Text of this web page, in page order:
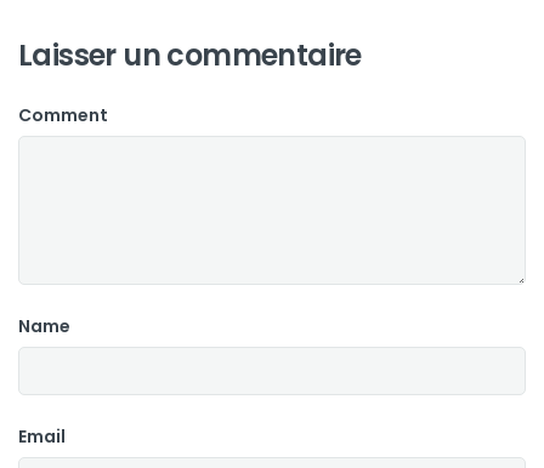
Laisser un commentaire
Comment
Name
Email